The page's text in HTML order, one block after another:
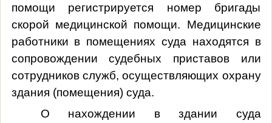
помощи регистрируется номер бригады
скорой медицинской помощи. Медицинские
работники в помещениях суда находятся в
сопровождении судебных приставов или
сотрудников служб, осуществляющих охрану
здания (помещения) суда.
О нахождении в здании суда